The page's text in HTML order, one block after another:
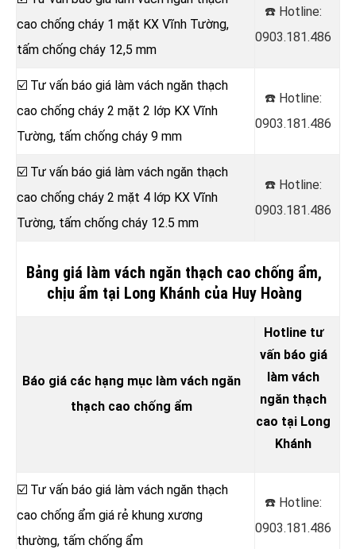
cao chống cháy 1 mặt KX Vĩnh Tường,
tấm chống cháy 12,5 mm
☎️ Hotline:
0903.181.486
☑️ Tư vấn báo giá làm vách ngăn thạch
cao chống cháy 2 mặt 2 lớp KX Vĩnh
Tường, tấm chống cháy 9 mm
☎️ Hotline:
0903.181.486
☑️ Tư vấn báo giá làm vách ngăn thạch
cao chống cháy 2 mặt 4 lớp KX Vĩnh
Tường, tấm chống cháy 12.5 mm
☎️ Hotline:
0903.181.486
Bảng giá làm vách ngăn thạch cao chống ẩm,
chịu ẩm tại Long Khánh của Huy Hoàng
Báo giá các hạng mục làm vách ngăn
thạch cao chống ẩm
Hotline tư
vấn báo giá
làm vách
ngăn thạch
cao tại Long
Khánh
☑️ Tư vấn báo giá làm vách ngăn thạch
cao chống ẩm giá rẻ khung xương
thường, tấm chống ẩm
☎️ Hotline:
0903.181.486